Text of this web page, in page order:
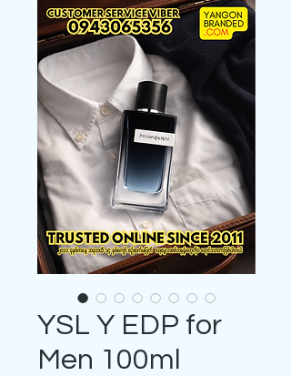
YSL Y EDP for
Men 100ml